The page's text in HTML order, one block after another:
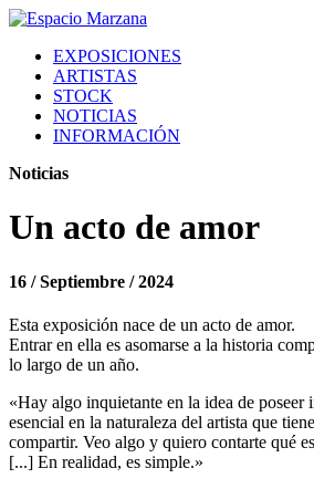
EXPOSICIONES
ARTISTAS
STOCK
NOTICIAS
INFORMACIÓN
Noticias
Un acto de amor
16 / Septiembre / 2024
Esta exposición nace de un acto de amor.
Entrar en ella es asomarse a la historia
lo largo de un año.
«Hay algo inquietante en la idea de poseer
esencial en la naturaleza del artista que
compartir. Veo algo y quiero contarte qué
[...] En realidad, es simple.»